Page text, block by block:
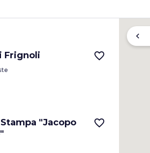
Frignoli favorite_border
"Jacopo
favorite_border
chevron_left